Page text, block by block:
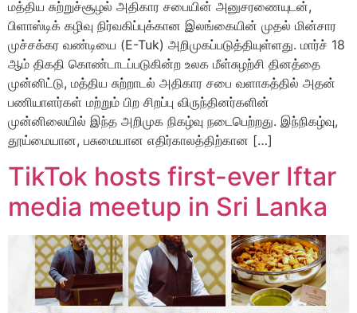
மத்திய சுற்றுச்சூழல் அதிகார சபையின் அனுசரணையுடன்,
பிளாஸ்டிக் கழிவு நிர்வகிப்புக்கான இலங்கையின் முதல் மின்சார
முச்சக்கர வண்டியை (E-Tuk) அறிமுகப்படுத்தியுள்ளது. மார்ச் 18
ஆம் திகதி கொண்டாடப்படுகின்ற உலக மீள்சுழற்சி தினத்தை
முன்னிட்டு, மத்திய சுற்றாடல் அதிகார சபை வளாகத்தில் அதன்
பணியாளர்கள் மற்றும் பிற சிறப்பு விருந்தினர்களின்
முன்னிலையில் இந்த அறிமுக நிகழ்வு நடைபெற்றது. இந்நிகழ்வு,
தூய்மையான, பசுமையான எதிர்காலத்திற்கான […]
TikTok hosts first-ever Iftar
media meetup in Sri Lanka